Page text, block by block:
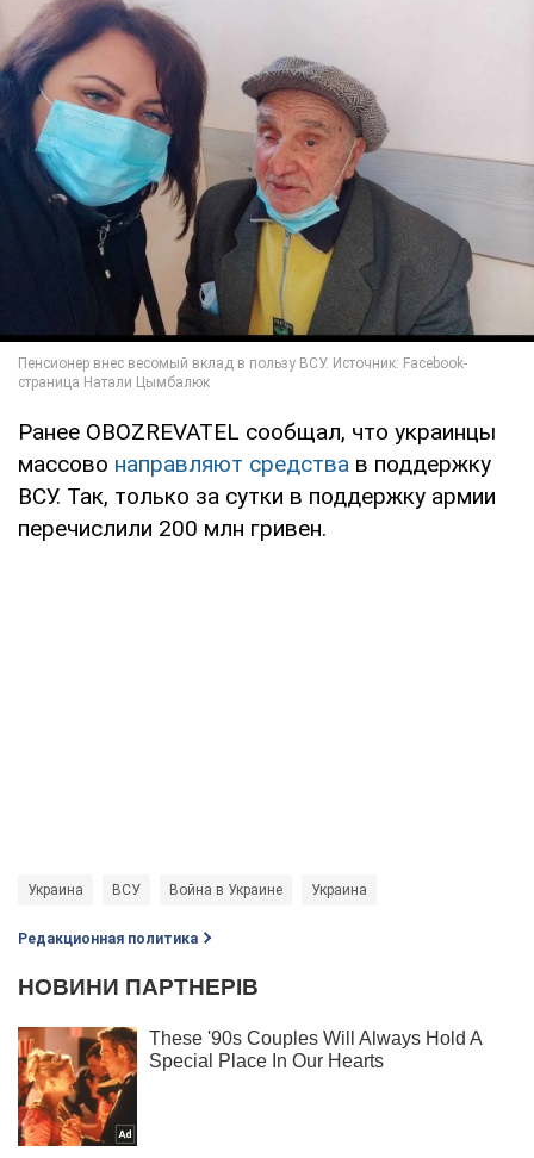
Ранее OBOZREVATEL сообщал, что украинцы
массово направляют средства в поддержку
ВСУ. Так, только за сутки в поддержку армии
перечислили 200 млн гривен.
Украина ВСУ Война в Украине Украина
Редакционная политика